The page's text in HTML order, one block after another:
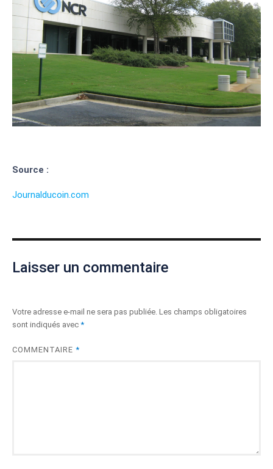
Source :
Journalducoin.com
Laisser un commentaire
Votre adresse e-mail ne sera pas publiée. Les champs obligatoires
sont indiqués avec *
COMMENTAIRE *